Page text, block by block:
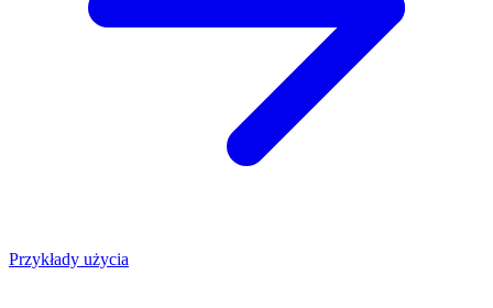
Przykłady użycia